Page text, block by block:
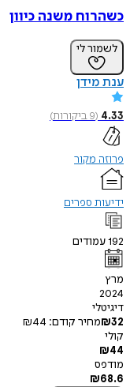
כשהרוח משנה כיוון
לשמור לי
ענת מידן
4.33
(
9ביקורות)
פרוזה מקור
ידיעות ספרים
192עמודים
מרץ
2024
דיגיטלי
₪32 מחיר קודם: ₪44
קולי
₪44
מודפס
₪68.6